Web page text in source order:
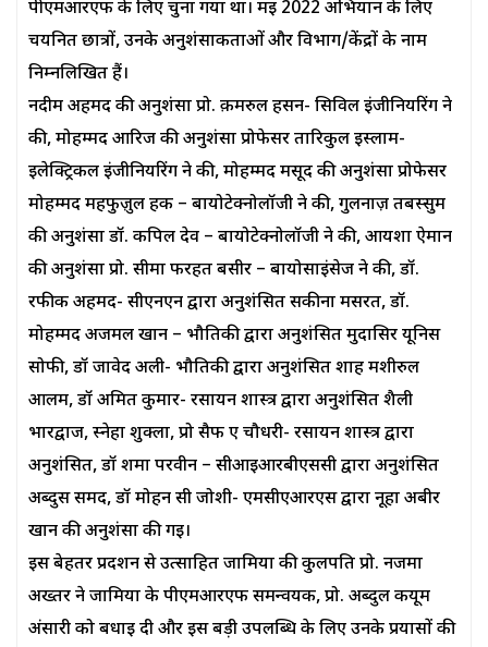
पीएमआरएफ के लिए चुना गया था। मई 2022 अभियान के लिए
चयनित छात्रों, उनके अनुशंसाकर्ताओं और विभाग/केंद्रों के नाम
निम्नलिखित हैं।
नदीम अहमद की अनुशंसा प्रो. क़मरुल हसन- सिविल इंजीनियरिंग ने
की, मोहम्मद आरिज की अनुशंसा प्रोफेसर तारिकुल इस्लाम-
इलेक्ट्रिकल इंजीनियरिंग ने की, मोहम्मद मसूद की अनुशंसा प्रोफेसर
मोहम्मद महफुज़ुल हक – बायोटेक्नोलॉजी ने की, गुलनाज़ तबस्सुम
की अनुशंसा डॉ. कपिल देव – बायोटेक्नोलॉजी ने की, आयशा ऐमान
की अनुशंसा प्रो. सीमा फरहत बसीर – बायोसाइंसेज ने की, डॉ.
रफीक अहमद- सीएनएन द्वारा अनुशंसित सकीना मसरत, डॉ.
मोहम्मद अजमल खान – भौतिकी द्वारा अनुशंसित मुदासिर यूनिस
सोफी, डॉ जावेद अली- भौतिकी द्वारा अनुशंसित शाह मशीरुल
आलम, डॉ अमित कुमार- रसायन शास्त्र द्वारा अनुशंसित शैली
भारद्वाज, स्नेहा शुक्ला, प्रो सैफ ए चौधरी- रसायन शास्त्र द्वारा
अनुशंसित, डॉ शमा परवीन – सीआईआरबीएससी द्वारा अनुशंसित
अब्दुस समद, डॉ मोहन सी जोशी- एमसीएआरएस द्वारा नूहा अबीर
खान की अनुशंसा की गई।
इस बेहतर प्रदर्शन से उत्साहित जामिया की कुलपति प्रो. नजमा
अख्तर ने जामिया के पीएमआरएफ समन्वयक, प्रो. अब्दुल कयूम
अंसारी को बधाई दी और इस बड़ी उपलब्धि के लिए उनके प्रयासों की